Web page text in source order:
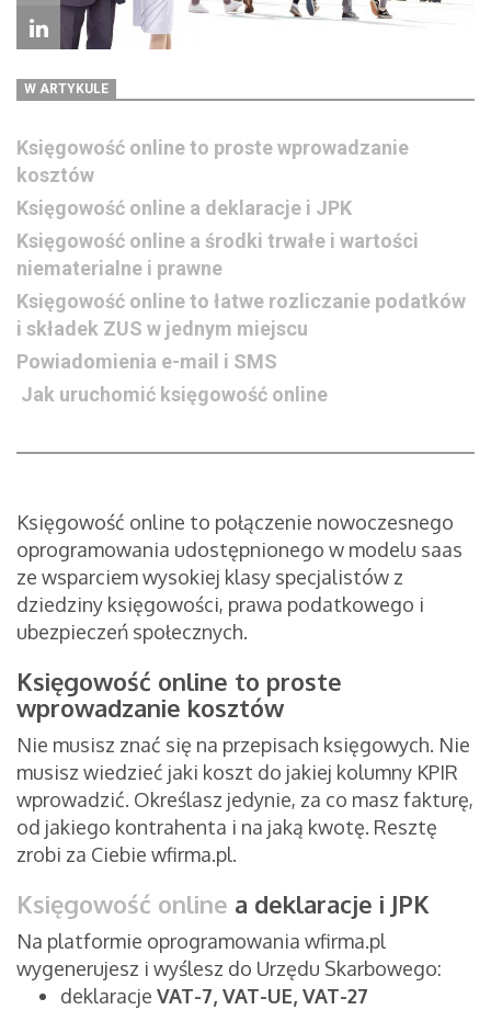
W ARTYKULE
Księgowość online to proste wprowadzanie
kosztów
Księgowość online a deklaracje i JPK
Księgowość online a środki trwałe i wartości
niematerialne i prawne
Księgowość online to łatwe rozliczanie podatków
i składek ZUS w jednym miejscu
Powiadomienia e-mail i SMS
Jak uruchomić księgowość online
Księgowość online to połączenie nowoczesnego
oprogramowania udostępnionego w modelu saas
ze wsparciem wysokiej klasy specjalistów z
dziedziny księgowości, prawa podatkowego i
ubezpieczeń społecznych.
Księgowość online to proste
wprowadzanie kosztów
Nie musisz znać się na przepisach księgowych. Nie
musisz wiedzieć jaki koszt do jakiej kolumny KPIR
wprowadzić. Określasz jedynie, za co masz fakturę,
od jakiego kontrahenta i na jaką kwotę. Resztę
zrobi za Ciebie wfirma.pl.
Księgowość online a deklaracje i JPK
Na platformie oprogramowania wfirma.pl
wygenerujesz i wyślesz do Urzędu Skarbowego:
deklaracje VAT-7, VAT-UE, VAT-27